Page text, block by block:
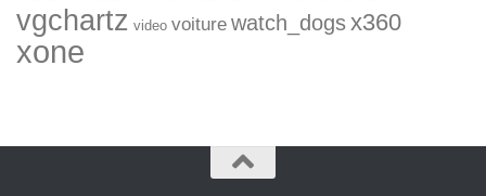
vgchartz video voiture watch_dogsx360
xone